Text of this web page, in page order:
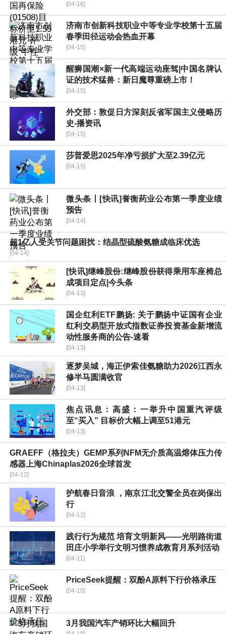
[04-16]
济南市创新科技职业中等专业学校第十五届
春季田径运动会热血开幕
[04-15]
醒狮国潮×新一代高端运动座驾|中国名牌认
证的技术猛兽：新日魔尊重磅上市！
[04-15]
外交部：敦促日方深刻反省军国主义侵略历
史-播资讯
[04-15]
莎普爱思2025年净亏损扩大至2.39亿元
[04-15]
微头条丨[快讯]誉衡药业公布第一季度业绩
预告
[04-14]
超1亿人受关节问题困扰：结晶型硫酸氨糖成临床优选
[04-14]
[快讯]继峰股份:继峰股份获得乘用车座椅总
成项目定点|今头条
[04-13]
国企红利ETF鹏扬: 关于鹏扬中证国有企业
红利交易型开放式指数证券投资基金新增流
动性服务商的公告-速看
[04-13]
逐梦吴城，海正伊索佳氨糖助力2026江西永
修半马圆满收官
[04-13]
焦点讯息：高盛：一举升中国重汽评级
至“买入” 目标价大幅上调至51港元
[04-13]
GRAEFF（格拉夫）GEMP系列NFM无介质高温熔体压力传
感器上海Chinaplas2026全球首发
[04-12]
护航春日音浪 ，南京江北交警全员在岗保出
行
[04-12]
践行行为规范 培育文明新风——光明路街道
田庄小学举行文明习惯养成教育月系列活动
[04-11]
PriceSeek提醒：双酚A原料下行价格承压
[04-10]
3月我国汽车产销环比大幅回升